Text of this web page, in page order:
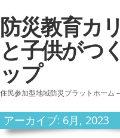
防災教育カ
と子供がつ
ップ
住民参加型地域防災プラットホーム
アーカイブ: 6月, 2023